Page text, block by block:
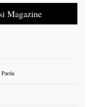
Magazine